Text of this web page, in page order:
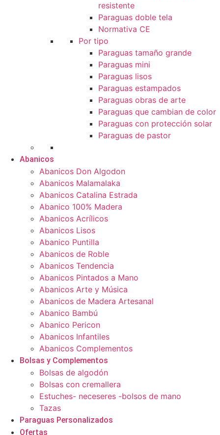
resistente
Paraguas doble tela
Normativa CE
Por tipo
Paraguas tamaño grande
Paraguas mini
Paraguas lisos
Paraguas estampados
Paraguas obras de arte
Paraguas que cambian de color
Paraguas con protección solar
Paraguas de pastor
Abanicos
Abanicos Don Algodon
Abanicos Malamalaka
Abanicos Catalina Estrada
Abanico 100% Madera
Abanicos Acrílicos
Abanicos Lisos
Abanico Puntilla
Abanicos de Roble
Abanicos Tendencia
Abanicos Pintados a Mano
Abanicos Arte y Música
Abanicos de Madera Artesanal
Abanico Bambú
Abanico Pericon
Abanicos Infantiles
Abanicos Complementos
Bolsas y Complementos
Bolsas de algodón
Bolsas con cremallera
Estuches- neceseres -bolsos de mano
Tazas
Paraguas Personalizados
Ofertas